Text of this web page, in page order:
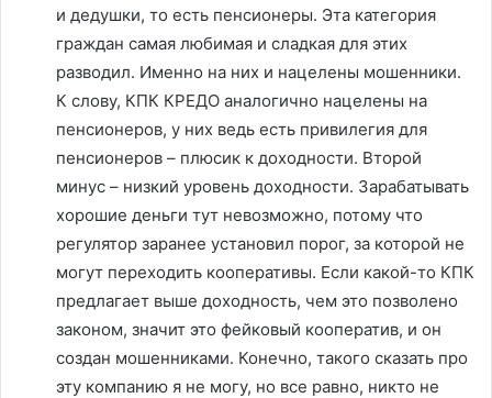
и дедушки, то есть пенсионеры. Эта категория
граждан самая любимая и сладкая для этих
разводил. Именно на них и нацелены мошенники.
К слову, КПК КРЕДО аналогично нацелены на
пенсионеров, у них ведь есть привилегия для
пенсионеров – плюсик к доходности. Второй
минус – низкий уровень доходности. Зарабатывать
хорошие деньги тут невозможно, потому что
регулятор заранее установил порог, за которой не
могут переходить кооперативы. Если какой-то КПК
предлагает выше доходность, чем это позволено
законом, значит это фейковый кооператив, и он
создан мошенниками. Конечно, такого сказать про
эту компанию я не могу, но все равно, никто не